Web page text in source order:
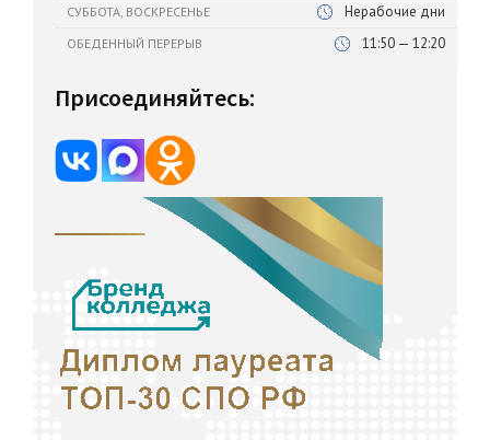
СУББОТА, ВОСКРЕСЕНЬЕ Нерабочие дни
ОБЕДЕННЫЙ ПЕРЕРЫВ 11:50 — 12:20
Присоединяйтесь: